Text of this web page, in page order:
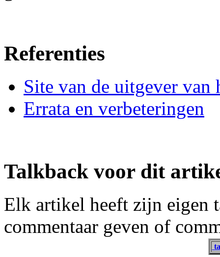
Referenties
Site van de uitgever van
Errata en verbeteringen
Talkback voor dit
Elk artikel heeft zijn eigen
commentaar geven of